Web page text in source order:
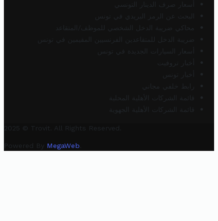
أسعار صرف الدينار التونسي
البحث عن الرمز البريدي في تونس
محاكي ضريبة الدخل الشخصي للموظف/المتقاعد
ضريبة الدخل للمتقاعدين الفرنسيين المقيمين في تونس
أسعار السيارات الجديدة في تونس
أخبار تروفيت
أخبار تونس
رابط خلفي مجاني
قائمة الشركات الأهلية المحلية
قائمة الشركات الأهلية الجهوية
2025 © Trovit. All Rights Reserved.
Powered By MegaWeb